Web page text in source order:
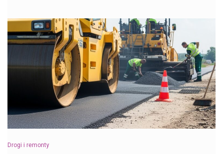
Drogi i remonty